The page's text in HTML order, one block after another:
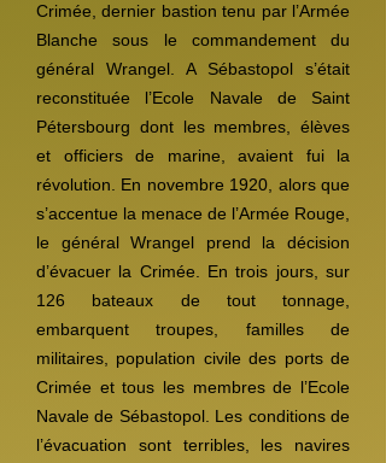
Crimée, dernier bastion tenu par l’Armée
Blanche sous le commandement du
général Wrangel. A Sébastopol s’était
reconstituée l’Ecole Navale de Saint
Pétersbourg dont les membres, élèves
et officiers de marine, avaient fui la
révolution. En novembre 1920, alors que
s’accentue la menace de l’Armée Rouge,
le général Wrangel prend la décision
d’évacuer la Crimée. En trois jours, sur
126 bateaux de tout tonnage,
embarquent troupes, familles de
militaires, population civile des ports de
Crimée et tous les membres de l’Ecole
Navale de Sébastopol. Les conditions de
l’évacuation sont terribles, les navires